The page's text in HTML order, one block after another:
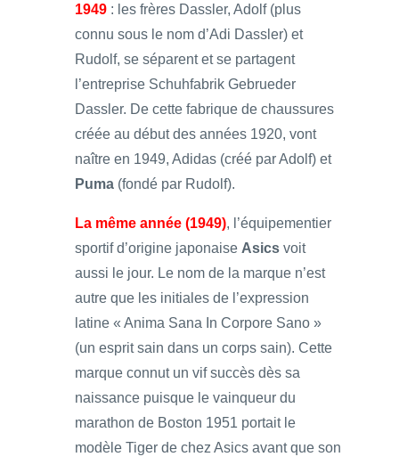
1949 : les frères Dassler, Adolf (plus
connu sous le nom d’Adi Dassler) et
Rudolf, se séparent et se partagent
l’entreprise Schuhfabrik Gebrueder
Dassler. De cette fabrique de chaussures
créée au début des années 1920, vont
naître en 1949, Adidas (créé par Adolf) et
Puma (fondé par Rudolf).
La même année (1949), l’équipementier
sportif d’origine japonaise Asics voit
aussi le jour. Le nom de la marque n’est
autre que les initiales de l’expression
latine « Anima Sana In Corpore Sano »
(un esprit sain dans un corps sain). Cette
marque connut un vif succès dès sa
naissance puisque le vainqueur du
marathon de Boston 1951 portait le
modèle Tiger de chez Asics avant que son